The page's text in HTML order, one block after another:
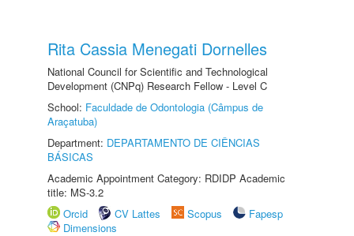
Rita Cassia Menegati Dornelles
National Council for Scientific and Technological
Development (CNPq) Research Fellow - Level C
School: Faculdade de Odontologia (Câmpus de
Araçatuba)
Department: DEPARTAMENTO DE CIÊNCIAS
BÁSICAS
Academic Appointment Category: RDIDP Academic
title: MS-3.2
Orcid
CV Lattes Scopus
Fapesp
Dimensions